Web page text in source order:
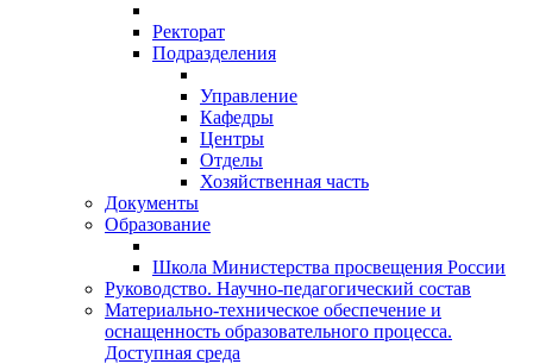
Ректорат
Подразделения
Управление
Кафедры
Центры
Отделы
Хозяйственная часть
Документы
Образование
Школа Министерства просвещения России
Руководство. Научно-педагогический состав
Материально-техническое обеспечение и
оснащенность образовательного процесса.
Доступная среда